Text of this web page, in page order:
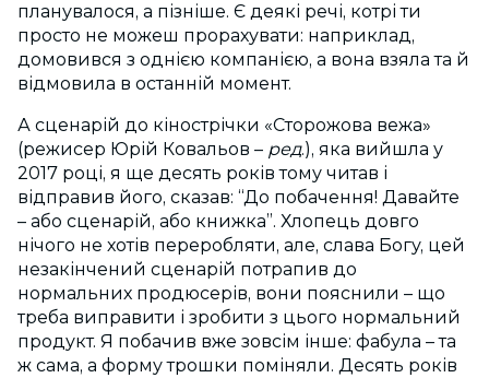
планувалося, а пізніше. Є деякі речі, котрі ти
просто не можеш прорахувати: наприклад,
домовився з однією компанією, а вона взяла та й
відмовила в останній момент.
А сценарій до кінострічки «Сторожова вежа»
(режисер Юрій Ковальов – ред.), яка вийшла у
2017 році, я ще десять років тому читав і
відправив його, сказав: “До побачення! Давайте
– або сценарій, або книжка”. Хлопець довго
нічого не хотів переробляти, але, слава Богу, цей
незакінчений сценарій потрапив до
нормальних продюсерів, вони пояснили – що
треба виправити і зробити з цього нормальний
продукт. Я побачив вже зовсім інше: фабула – та
ж сама, а форму трошки поміняли. Десять років